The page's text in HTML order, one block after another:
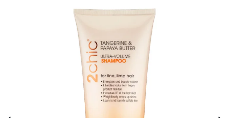
Now showing image 1 Shampooing Ultra-Volume 2chic®